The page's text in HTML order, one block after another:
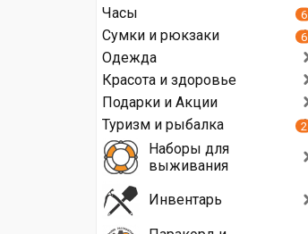
Часы 6
Сумки и рюкзаки 6
Одежда
Красота и здоровье
Подарки и Акции
Туризм и рыбалка
2
Наборы для
выживания
Инвентарь